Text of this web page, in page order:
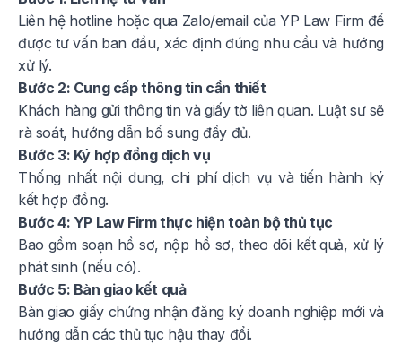
Liên hệ hotline hoặc qua Zalo/email của YP Law Firm để
được tư vấn ban đầu, xác định đúng nhu cầu và hướng
xử lý.
Bước 2: Cung cấp thông tin cần thiết
Khách hàng gửi thông tin và giấy tờ liên quan. Luật sư sẽ
rà soát, hướng dẫn bổ sung đầy đủ.
Bước 3: Ký hợp đồng dịch vụ
Thống nhất nội dung, chi phí dịch vụ và tiến hành ký
kết hợp đồng.
Bước 4: YP Law Firm thực hiện toàn bộ thủ tục
Bao gồm soạn hồ sơ, nộp hồ sơ, theo dõi kết quả, xử lý
phát sinh (nếu có).
Bước 5: Bàn giao kết quả
Bàn giao giấy chứng nhận đăng ký doanh nghiệp mới và
hướng dẫn các thủ tục hậu thay đổi.